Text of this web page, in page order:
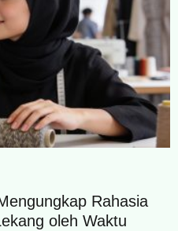
Rahasia
oleh Waktu